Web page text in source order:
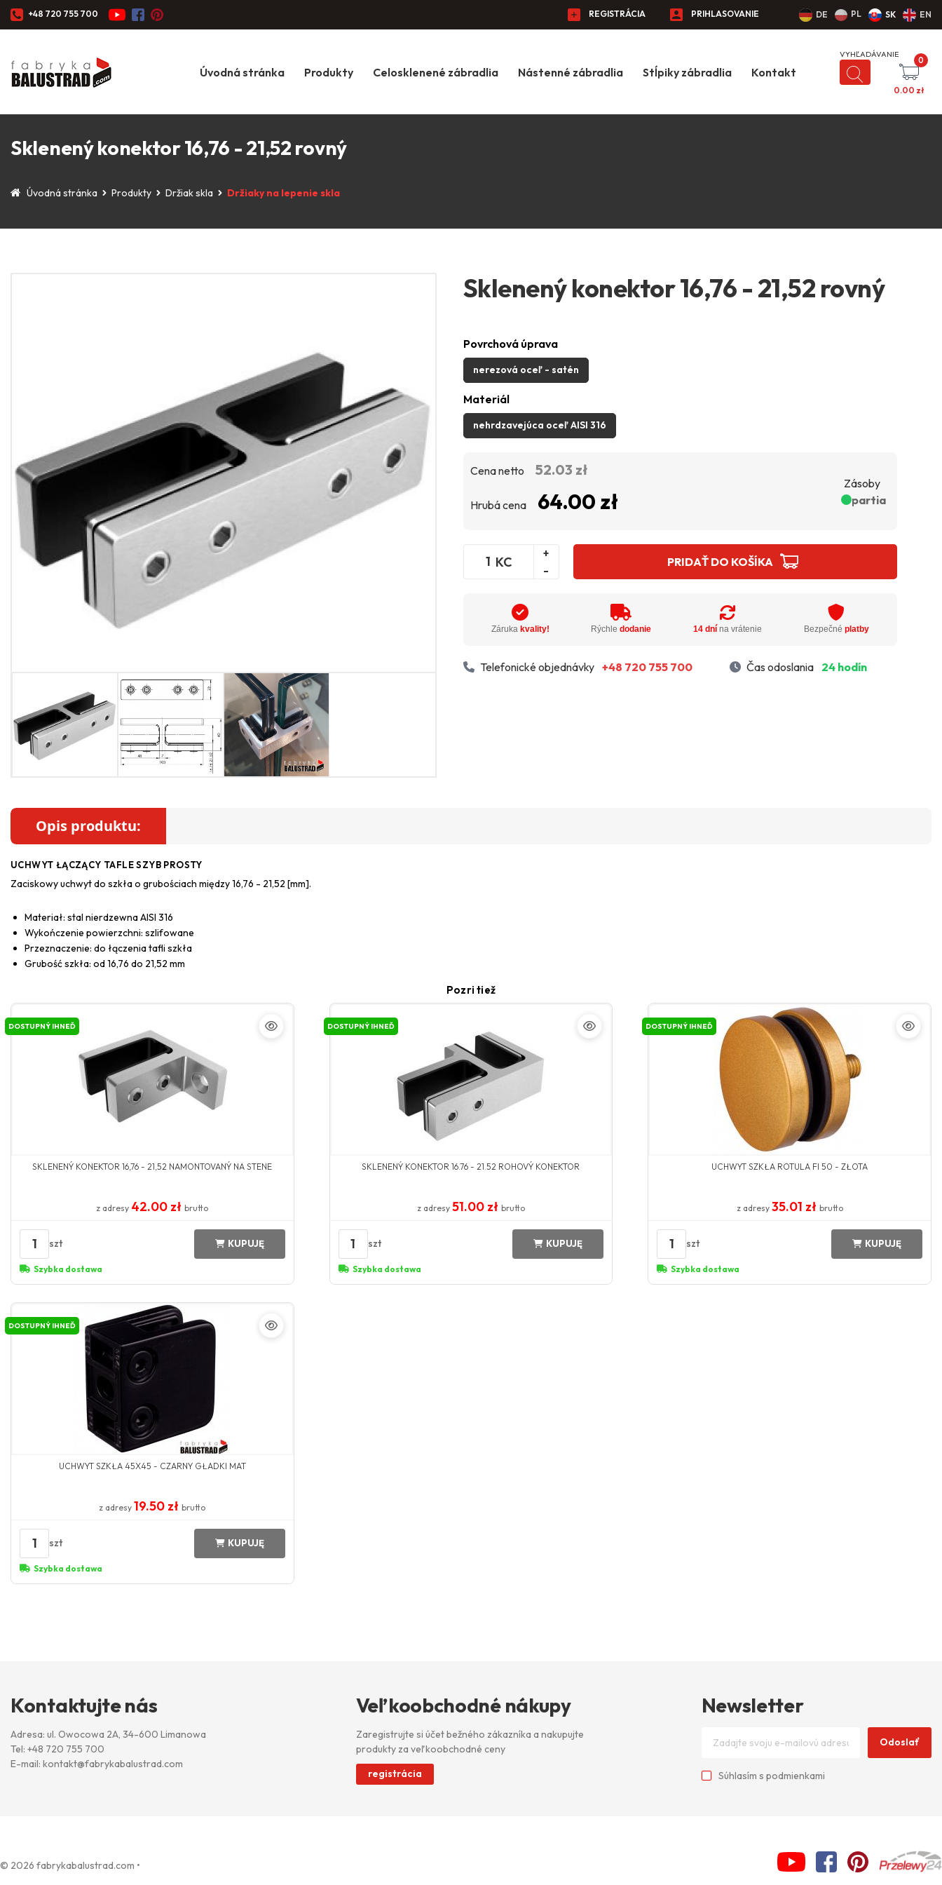
+48 720 755 700 REGISTRÁCIA PRIHLASOVANIE DE PL SK EN
Úvodná stránka Produkty Celosklenené zábradlia Nástenné zábradlia Stĺpiky zábradlia Kontakt
0
0.00 zł
Sklenený konektor 16,76 - 21,52 rovný
Úvodná stránka Produkty Držiak skla Držiaky na lepenie skla
Sklenený konektor 16,76 - 21,52 rovný
Povrchová úprava
nerezová oceľ - satén
Materiál
nehrdzavejúca oceľ AISI 316
Cena netto 52.03 zł
Hrubá cena 64.00 zł
Zásoby
partia
KC
+
-
PRIDAŤ DO KOŠÍKA
Záruka kvality! Rýchledodanie 14 dní na vrátenie Bezpečné platby
Telefonické objednávky +48 720 755 700 Čas odoslania 24 hodín
Opis produktu:
UCHWYT ŁĄCZĄCY TAFLE SZYB PROSTY
Zaciskowy uchwyt do szkła o grubościach między 16,76 - 21,52 [mm].
Materiał: stal nierdzewna AISI 316
Wykończenie powierzchni: szlifowane
Przeznaczenie: do łączenia tafli szkła
Grubość szkła: od 16,76 do 21,52 mm
Pozri tiež
DOSTUPNÝ IHNEĎ
SKLENENÝ KONEKTOR 16,76 - 21,52 NAMONTOVANÝ NA STENE
z adresy 42.00 złbrutto
1 szt KUPUJĘ
Szybka dostawa
DOSTUPNÝ IHNEĎ
SKLENENÝ KONEKTOR 16.76 - 21.52 ROHOVÝ KONEKTOR
z adresy 51.00 zł brutto
1 szt KUPUJĘ
Szybka dostawa
DOSTUPNÝ IHNEĎ
UCHWYT SZKŁA ROTULA FI 50 - ZŁOTA
z adresy 35.01 zł brutto
1 szt KUPUJĘ
Szybka dostawa
DOSTUPNÝ IHNEĎ
UCHWYT SZKŁA 45X45 - CZARNY GŁADKI MAT
z adresy19.50 złbrutto
1 szt KUPUJĘ
Szybka dostawa
Kontaktujte nás
Adresa: ul. Owocowa 2A, 34-600 Limanowa
Tel: +48 720 755 700
E-mail: kontakt@fabrykabalustrad.com
Veľkoobchodné nákupy
Zaregistrujte si účet bežného zákazníka a nakupujte
produkty za veľkoobchodné ceny
registrácia
Newsletter
Odoslať
Súhlasím s podmienkami
© 2026 fabrykabalustrad.com •